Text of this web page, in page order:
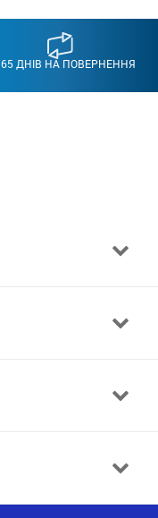
ДНІВ НА ПОВЕРНЕННЯ